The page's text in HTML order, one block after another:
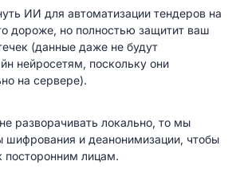
ИИ для автоматизации тендеров на
дороже, но полностью защитит ваш
(данные даже не будут
нейросетям, поскольку они
на сервере).
разворачивать локально, то мы
и деанонимизации, чтобы
посторонним лицам.